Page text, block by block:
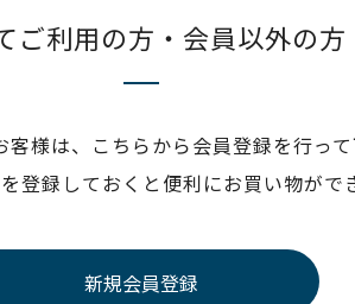
ご利用の方・会員以外の方
様は、こちらから会員登録を行って
登録しておくと便利にお買い物がで